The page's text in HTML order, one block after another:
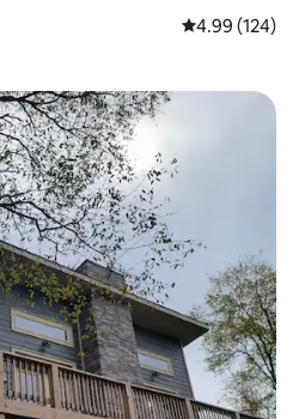
औसत रेटिंग 5 में से
4.99 (124)